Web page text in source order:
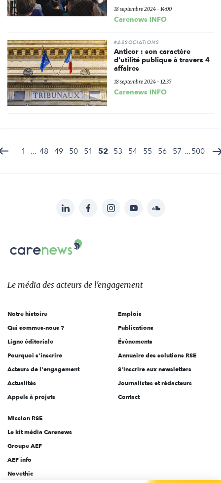
18 septembre 2024 - 14:00
Carenews INFO
#ASSOCIATIONS
Anticor : son caractère
d’utilité publique à travers 4
affaires
18 septembre 2024 - 12:37
Carenews INFO
1 ... 48 49 50 51 52 53 54 55 56 57 ... 500
sur:
LinkedInFacebookInstagramYouTubeSoundcloud
Le
des
l'engagement
Le média des acteurs de l'engagement
Notre histoire
Qui sommes-nous ?
Ligne éditoriale
Pourquoi s'inscrire
Acteurs de l'engagement
Actualités
Appels à projets
Emplois
Publications
Évènements
Annuaire des solutions RSE
S'inscrire aux newsletters
Journalistes et rédacteurs
Contact
Mission RSE
Le kit média Carenews
Groupe AEF
AEF info
Novethic